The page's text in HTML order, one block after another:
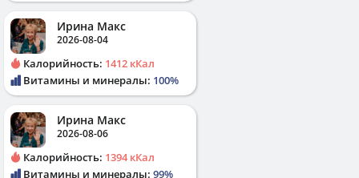
Ирина Макс
2026-08-04
Калорийность: 1412 кКал
Витамины и минералы: 100%
Ирина Макс
2026-08-06
Калорийность: 1394 кКал
Витамины и минералы: 99%